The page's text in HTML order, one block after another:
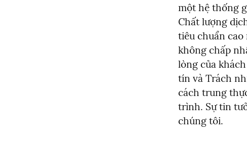
một hệ thống
Chất lượng
tiêu chuẩn cao
không chấp
lòng của
tín và Trách
cách trung
trình. Sự tin
chúng tôi.